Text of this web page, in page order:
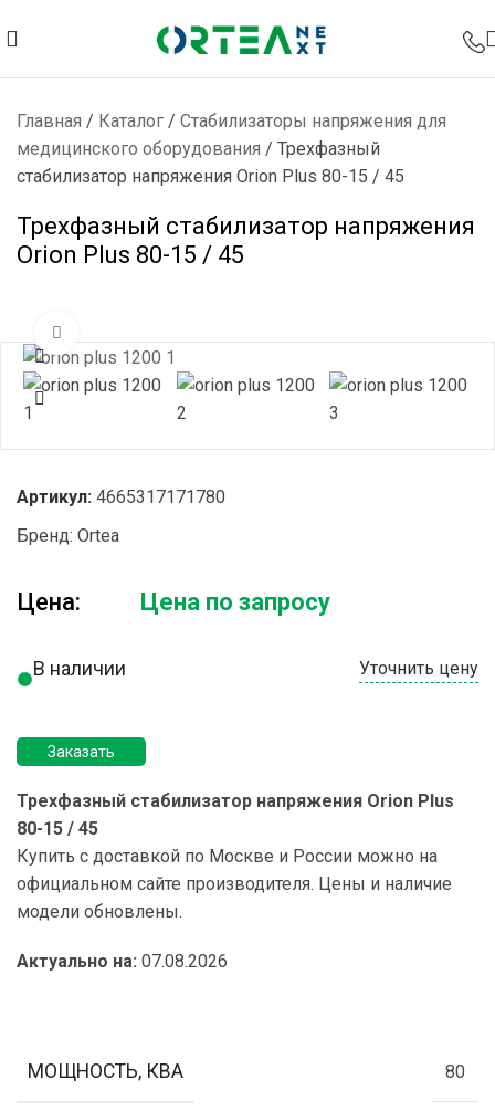
Главная / Каталог / Стабилизаторы напряжения для
медицинского оборудования / Трехфазный
стабилизатор напряжения Orion Plus 80-15 / 45
Трехфазный стабилизатор напряжения
Orion Plus 80-15 / 45
Артикул: 4665317171780
Бренд: Ortea
Цена: Цена по запросу
В наличии Уточнить цену
Заказать
Трехфазный стабилизатор напряжения Orion Plus
80-15 / 45
Купить с доставкой по Москве и России можно на
официальном сайте производителя. Цены и наличие
модели обновлены.
Актуально на: 07.08.2026
МОЩНОСТЬ, КВА 80